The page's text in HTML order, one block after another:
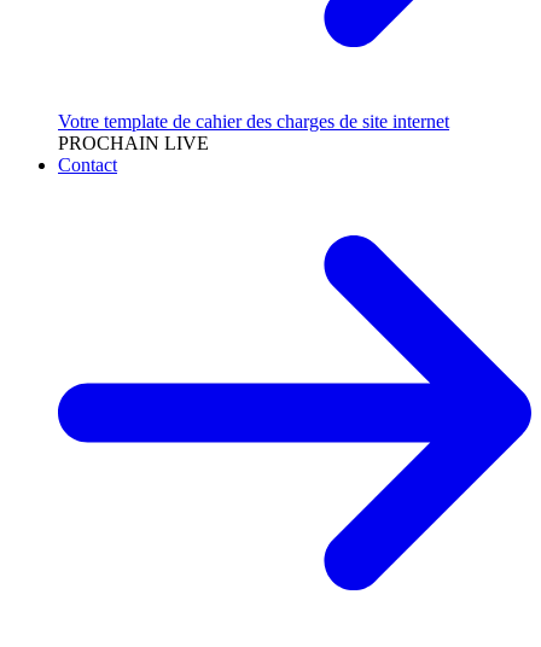
Votre template de cahier des charges de site internet
PROCHAIN LIVE
Contact